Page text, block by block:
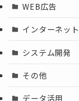
WEB広告
インターネッ
システム開発
その他
データ活用